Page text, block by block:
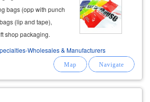
bags (opp with punch
(lip and tape),
shop packaging.
laminated zip
pouches with gusset
Wholesales & Manufacturers